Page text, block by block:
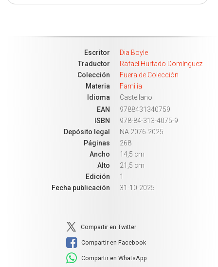
Escritor
Dia Boyle
Traductor
Rafael Hurtado Domínguez
Colección
Fuera de Colección
Materia
Familia
Idioma
Castellano
EAN
9788431340759
ISBN
978-84-313-4075-9
Depósito legal
NA 2076-2025
Páginas
268
Ancho
14,5 cm
Alto
21,5 cm
Edición
1
Fecha publicación
31-10-2025
Compartir en Twitter
Compartir en Facebook
Compartir en WhatsApp